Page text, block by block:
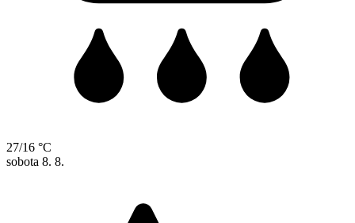
27/16 °C
sobota 8. 8.